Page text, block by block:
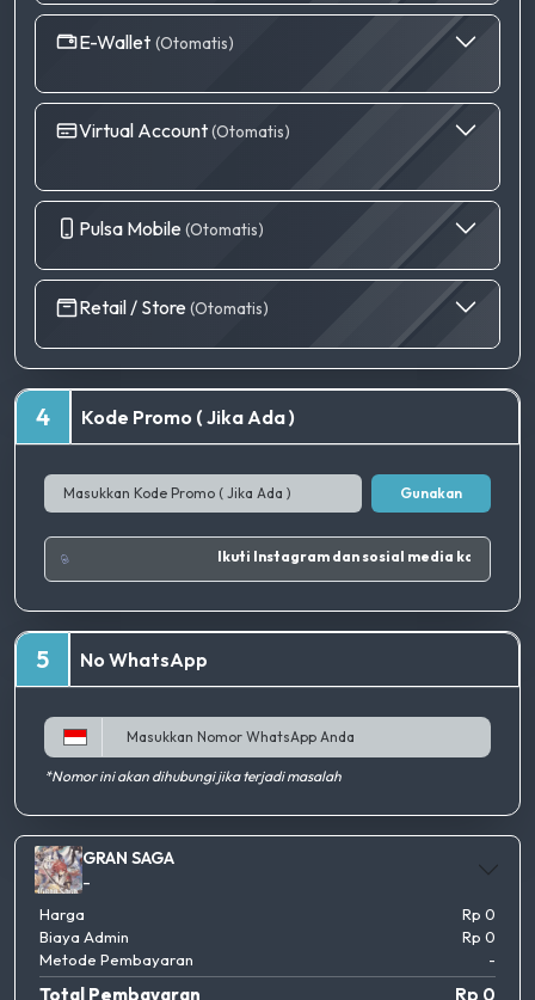
E-Wallet (Otomatis)
Virtual Account(Otomatis)
Pulsa Mobile (Otomatis)
Retail / Store (Otomatis)
4 Kode Promo ( Jika Ada )
Gunakan
Ikuti Instagram dan
5 No WhatsApp
*Nomor ini akan dihubungi jika terjadi masalah
GRAN SAGA
-
Harga
Rp 0
Biaya Admin
Rp 0
Metode Pembayaran
-
Total Pembayaran Rp 0